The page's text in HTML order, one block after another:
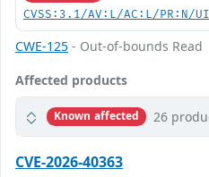
CVSS:3.1/AV:L/AC:L/PR:N/
CWE-125 - Out-of-bounds Read
Affected products
Known affected 26
CVE-2026-40363